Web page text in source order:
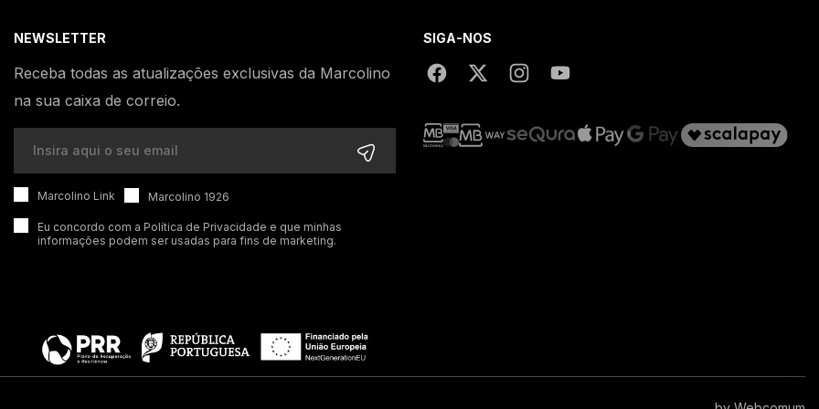
NEWSLETTER
Receba todas as atualizações exclusivas da Marcolino
na sua caixa de correio.
Marcolino Link Marcolino 1926
Eu concordo com a Política de Privacidade e que minhas
informações podem ser usadas para fins de marketing.
SIGA-NOS